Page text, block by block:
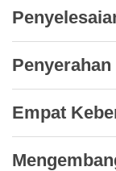
Penyerahan
Empat